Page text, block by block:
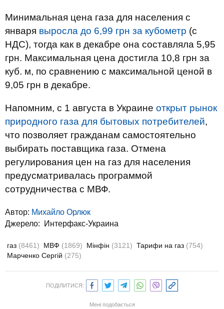
Минимальная цена газа для населения с
января выросла до 6,99 грн за кубометр (с
НДС), тогда как в декабре она составляла 5,95
грн. Максимальная цена достигла 10,8 грн за
куб. м, по сравнению с максимальной ценой в
9,05 грн в декабре.
Напомним, с 1 августа в Украине открыт рынок
природного газа для бытовых потребителей,
что позволяет гражданам самостоятельно
выбирать поставщика газа. Отмена
регулирования цен на газ для населения
предусматривалась программой
сотрудничества с МВФ.
Автор: Михайло Орлюк
Джерело:
Интерфакс-Украина
газ (8461) МВФ (1869) Мінфін (3121) Тарифи на газ (754)
Марченко Сергій (275)
ПОДІЛИТИСЯ:
Мені подобається